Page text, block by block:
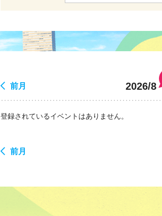
前月 2026/8
登録されているイベントはありません。
前月